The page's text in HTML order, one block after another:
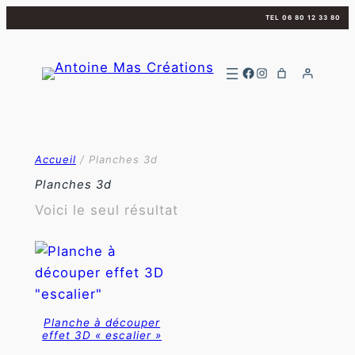
contenu
TEL 06 80 12 33 80
Facebook
Instagram
Accueil / Planches 3d
Planches 3d
Voici le seul résultat
Planche à découper
effet 3D « escalier »